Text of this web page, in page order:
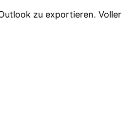
zu exportieren. Voller